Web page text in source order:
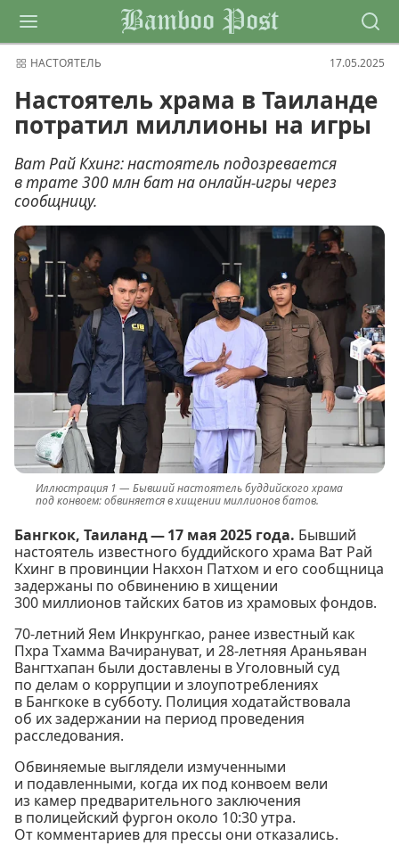
Bamboo Post
НАСТОЯТЕЛЬ 17.05.2025
Настоятель храма в Таиланде
потратил миллионы на игры
Ват Рай Кхинг: настоятель подозревается
в трате 300 млн бат на онлайн-игры через
сообщницу.
Бывший настоятель буддийского храма
под конвоем: обвиняется в хищении миллионов батов.
Бангкок, Таиланд — 17 мая 2025 года. Бывший
настоятель известного буддийского храма Ват Рай
Кхинг в провинции Накхон Патхом и его сообщница
задержаны по обвинению в хищении
300 миллионов тайских батов из храмовых фондов.
70-летний Яем Инкрунгкао, ранее известный как
Пхра Тхамма Вачирануват, и 28-летняя Араньяван
Вангтхапан были доставлены в Уголовный суд
по делам о коррупции и злоупотреблениях
в Бангкоке в субботу. Полиция ходатайствовала
об их задержании на период проведения
расследования.
Обвиняемые выглядели измученными
и подавленными, когда их под конвоем вели
из камер предварительного заключения
в полицейский фургон около 10:30 утра.
От комментариев для прессы они отказались.